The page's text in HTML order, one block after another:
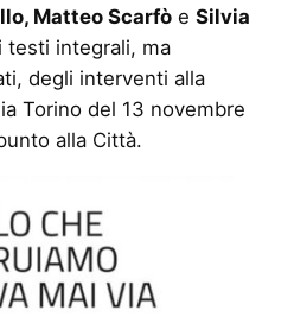
Matteo Scarfòe Silvia
testi integrali, ma
degli interventi alla
Torino del 13 novembre
alla Città.